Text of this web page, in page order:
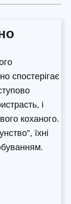
спостерігає
і
коханого.
їхні